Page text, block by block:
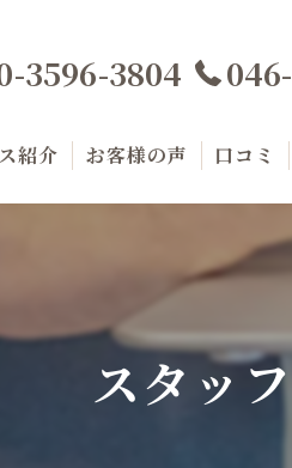
3596-3804
紹介 お客様の声 口コミ
スタッ